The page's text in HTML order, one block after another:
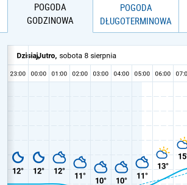
POGODA
GODZINOWA
POGODA
DŁUGOTERMINOWA